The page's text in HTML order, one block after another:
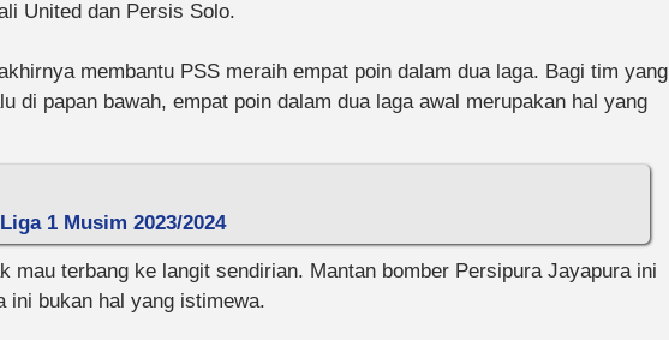
United dan Persis Solo.
membantu PSS meraih empat poin dalam dua laga. Bagi tim yang
di papan bawah, empat poin dalam dua laga awal merupakan hal yang
1 Musim 2023/2024
mau terbang ke langit sendirian. Mantan bomber Persipura Jayapura ini
ini bukan hal yang istimewa.